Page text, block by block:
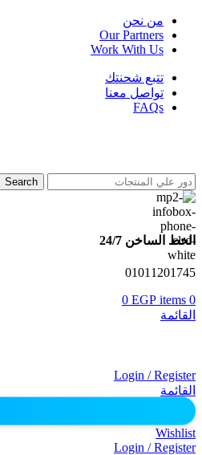
من نحن
Our Partners
Work With Us
تتبع شحنتك
تواصل معنا
FAQs
Search
الخط الساخن 24/7
01011201745
0
items
0 EGP
القائمة
Login / Register
القائمة
Wishlist
Login / Register